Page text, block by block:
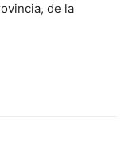
de la